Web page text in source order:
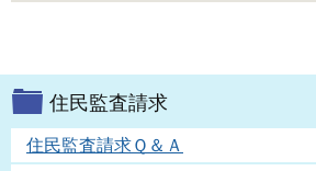
住民監査請求
住民監査請求Ｑ＆Ａ